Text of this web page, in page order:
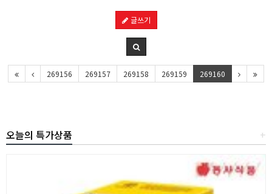
글쓰기
269156 269157 269158 269159 269160
+
오늘의 특가상품